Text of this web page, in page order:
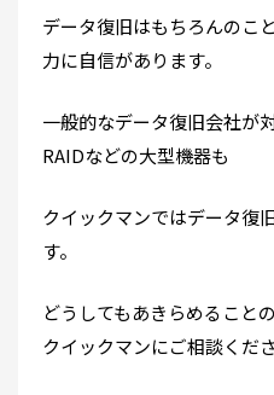
データ復旧はもちろんのこ
力に自信があります。
一般的なデータ復旧会社が
RAIDなどの大型機器も
クイックマンではデータ復
す。
どうしてもあきらめること
クイックマンにご相談くだ